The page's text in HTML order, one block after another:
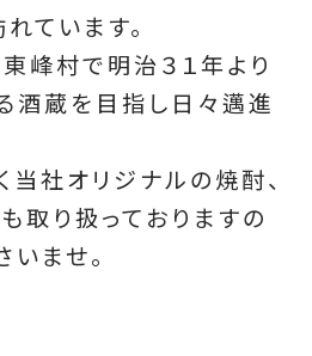
ています。
峰村で明治３１年より
酒蔵を目指し日々邁進
社オリジナルの焼酎、
取り扱っておりますの
ませ。